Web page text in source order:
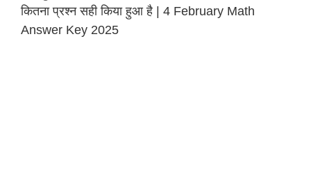
कितना प्रश्न सही किया हुआ है |
4 February Math
Answer Key 2025